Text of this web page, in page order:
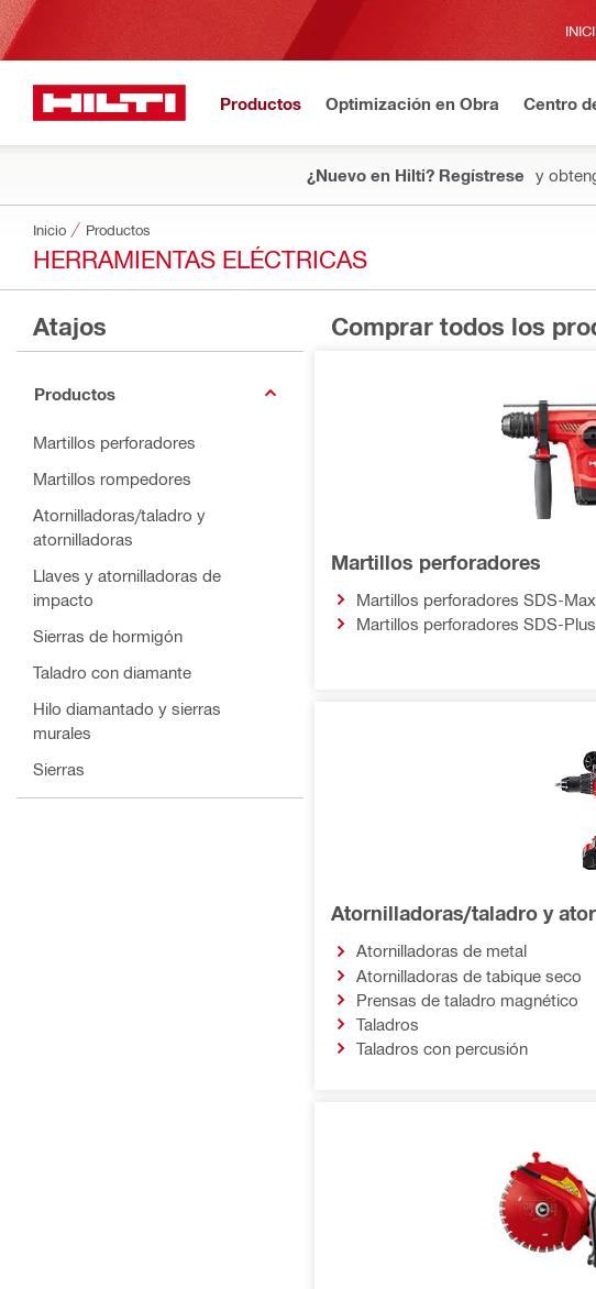
Productos Optimización en Obra Centro
¿Nuevo en Hilti? Regístrese y
Inicio Productos
HERRAMIENTAS ELÉCTRICAS
Atajos
Productos
Martillos perforadores
Martillos rompedores
Atornilladoras/taladro y
atornilladoras
Llaves y atornilladoras de
impacto
Sierras de hormigón
Taladro con diamante
Hilo diamantado y sierras
murales
Sierras
Amoladoras y lijadoras
Comprar todos los
Martillos perforadores
Martillos perforadores SDS-Max
Martillos perforadores SDS-Plus
Atornilladoras/taladro y
Atornilladoras de metal
Atornilladoras de tabique seco
Prensas de taladro magnético
Taladros
Taladros con percusión